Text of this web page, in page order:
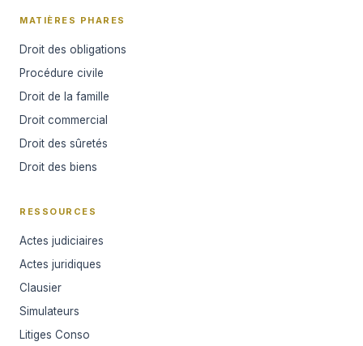
MATIÈRES PHARES
Droit des obligations
Procédure civile
Droit de la famille
Droit commercial
Droit des sûretés
Droit des biens
RESSOURCES
Actes judiciaires
Actes juridiques
Clausier
Simulateurs
Litiges Conso